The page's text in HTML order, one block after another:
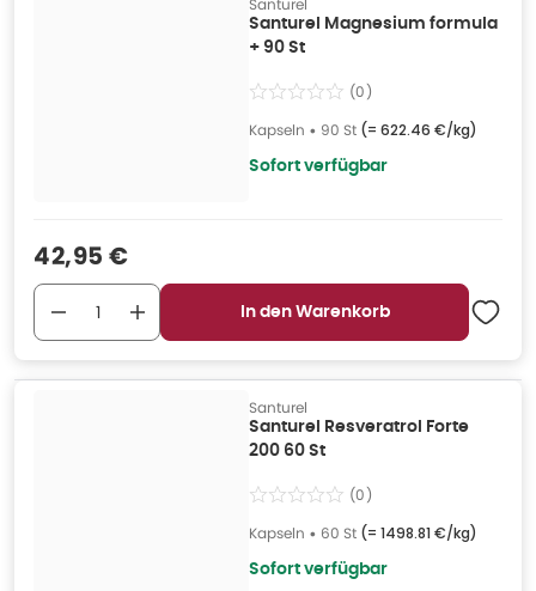
Santurel
Santurel Magnesium formula
+ 90 St
(0)
Kapseln • 90 St (= 622.46 €/kg)
Sofort verfügbar
Verkaufspreis
42,95 €
In den Warenkorb
Santurel
Santurel Resveratrol Forte
200 60 St
(0)
Kapseln • 60 St (= 1498.81 €/kg)
Sofort verfügbar